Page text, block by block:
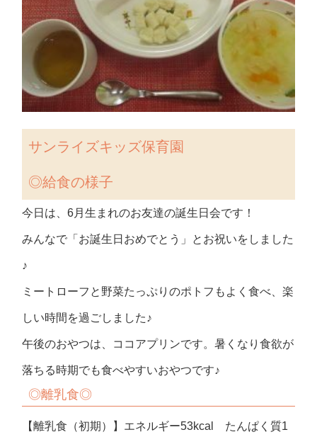
サンライズキッズ保育園
◎給食の様子
今日は、6月生まれのお友達の誕生日会です！
みんなで「お誕生日おめでとう」とお祝いをしました
♪
ミートローフと野菜たっぷりのポトフもよく食べ、楽
しい時間を過ごしました♪
午後のおやつは、ココアプリンです。暑くなり食欲が
落ちる時期でも食べやすいおやつです♪
◎離乳食◎
【離乳食（初期）】エネルギー53kcal たんぱく質1